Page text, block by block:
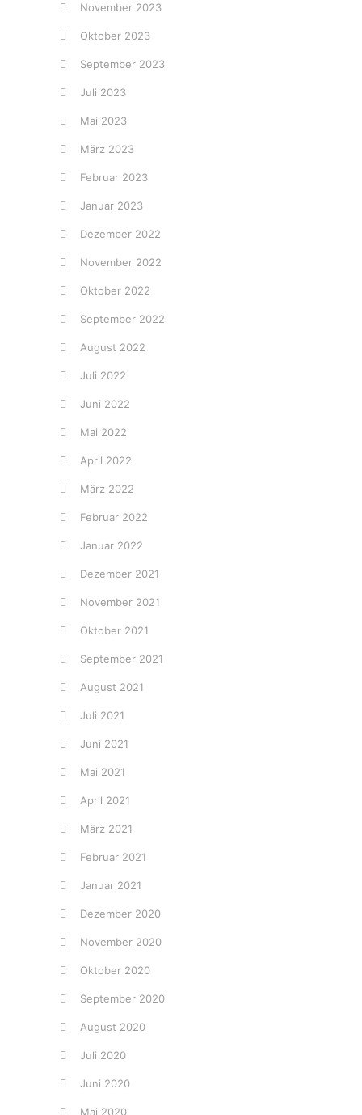
November 2023
Oktober 2023
September 2023
Juli 2023
Mai 2023
März 2023
Februar 2023
Januar 2023
Dezember 2022
November 2022
Oktober 2022
September 2022
August 2022
Juli 2022
Juni 2022
Mai 2022
April 2022
März 2022
Februar 2022
Januar 2022
Dezember 2021
November 2021
Oktober 2021
September 2021
August 2021
Juli 2021
Juni 2021
Mai 2021
April 2021
März 2021
Februar 2021
Januar 2021
Dezember 2020
November 2020
Oktober 2020
September 2020
August 2020
Juli 2020
Juni 2020
Mai 2020